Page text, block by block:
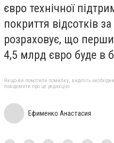
євро технічної
покриття відсотків
розраховує, що
4,5 млрд євро буде в
Якщо ви помітили помилку, виділіть
повідомити про це редакцію
Ефименко Анастасия